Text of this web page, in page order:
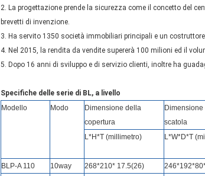
2. La progettazione prende la sicurezza come il concetto del
brevetti di invenzione.
3. Ha servito 1350 società immobiliari principali e un
4. Nel 2015, la rendita da vendite supererà 100 milioni ed il
5. Dopo 16 anni di sviluppo e di servizio clienti, inoltre ha
Specifiche delle serie di BL, a livello
Modello
Modo
Dimensione della
copertura
scatola
L*H*T (millimetro) L*W*D*T
BLP-A 110 10way 268*210* 17.5(26)